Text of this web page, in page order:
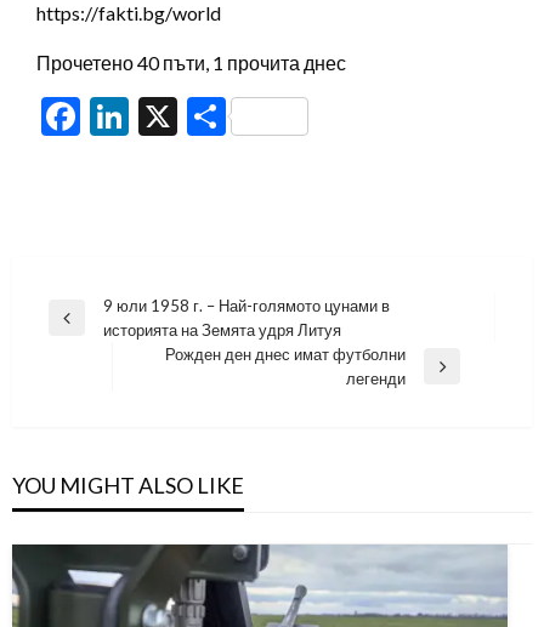
https://fakti.bg/world
Прочетено 40 пъти, 1 прочита днес
Facebook
LinkedIn
X Share
Навигация
Previous
9 юли 1958 г. – Най-голямото цунами в
историята на Земята удря Литуя
Рожден ден днес имат футболни
легенди
YOU MIGHT ALSO LIKE